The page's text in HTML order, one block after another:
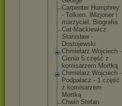
Carpenter Humphrey
- Tolkien. Wizjoner i
marzyciel. Biografia
Cat-Mackiewicz
Stanisław -
Dostojewski
Chmielarz Wojciech -
Cienie 5 część z
komisarzem Mortką
Chmielarz Wojciech -
Podpalacz - 1 część
z komisarzem
Mortką
Chwin Stefan